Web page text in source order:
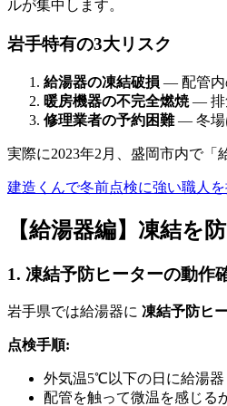
ルが集中します。
岩手特有の3大リスク
給湯器の凍結破損 — 配管内
暖房機器の不完全燃焼 — 排
修理業者の予約困難— 冬場
実際に2023年2月、盛岡市内で
建造くんで冬前点検に強い職人
【給湯器編】凍結を
1. 凍結予防ヒーターの動作
岩手県では給湯器に 凍結予防ヒ
点検手順:
外気温5℃以下の日に給湯
配管を触って微温を感じる